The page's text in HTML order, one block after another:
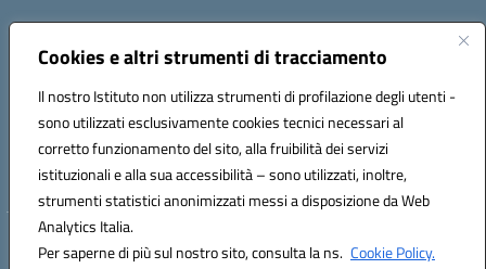
Cookies e altri strumenti di tracciamento
Il nostro Istituto non utilizza strumenti di profilazione degli utenti -
sono utilizzati esclusivamente cookies tecnici necessari al
corretto funzionamento del sito, alla fruibilità dei servizi
istituzionali e alla sua accessibilità – sono utilizzati, inoltre,
strumenti statistici anonimizzati messi a disposizione da Web
Analytics Italia.
Per saperne di più sul nostro sito, consulta la ns. Cookie Policy.
Indirizzo:
Centralino:0885.426034 Email:FGTD02000P@istruzione.it
Codice fiscale: 81002930717
Codice meccanografico:
FGTD02000P
Codice unico di fatturazione (CUF): UFUN7Y
Hosting & Powered by 3D Solution S.r.l.